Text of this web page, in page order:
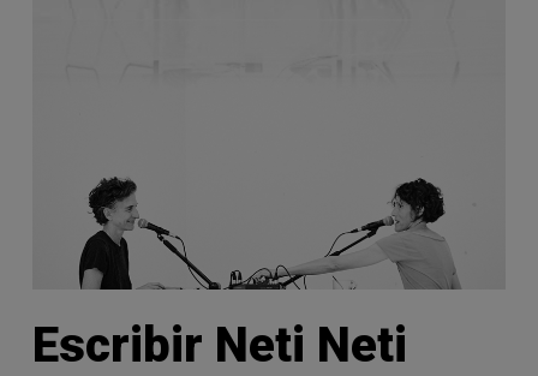
Escribir Neti Neti